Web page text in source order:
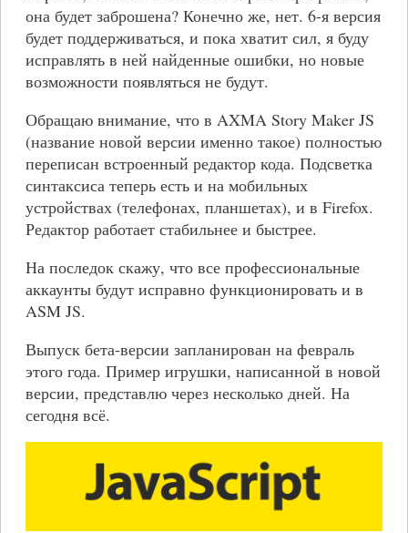
она будет заброшена? Конечно же, нет. 6-я версия
будет поддерживаться, и пока хватит сил, я буду
исправлять в ней найденные ошибки, но новые
возможности появляться не будут.
Обращаю внимание, что в AXMA Story Maker JS
(название новой версии именно такое) полностью
переписан встроенный редактор кода. Подсветка
синтаксиса теперь есть и на мобильных
устройствах (телефонах, планшетах), и в Firefox.
Редактор работает стабильнее и быстрее.
На последок скажу, что все профессиональные
аккаунты будут исправно функционировать и в
ASM JS.
Выпуск бета-версии запланирован на февраль
этого года. Пример игрушки, написанной в новой
версии, представлю через несколько дней. На
сегодня всё.